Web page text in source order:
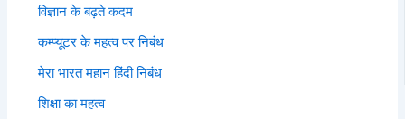
विज्ञान के बढ़ते कदम
कम्प्यूटर के महत्व पर निबंध
मेरा भारत महान हिंदी निबंध
शिक्षा का महत्व